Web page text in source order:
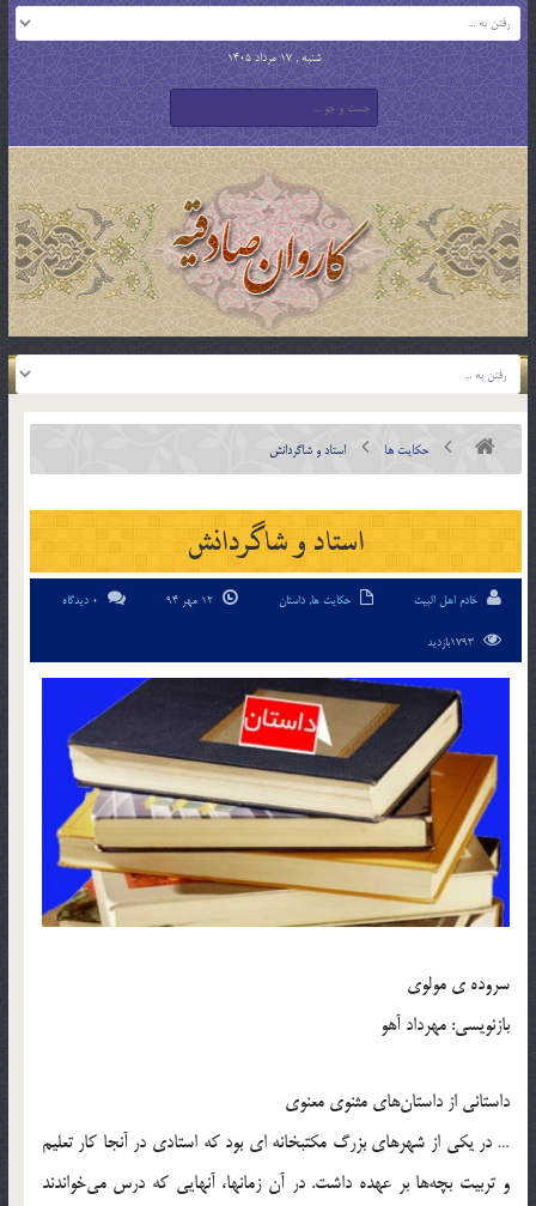
شنبه , 17 مرداد 1405
حکایت ها استاد و شاگردانش
استاد و شاگردانش
خادم اهل البیت حکایت ها, داستان 0 دیدگاه
سروده ی مولوی
بازنویسی: مهرداد آهو
داستانی از داستان‌های مثنوی معنوی
… در یکی از شهرهای بزرگ مکتبخانه ای بود که استادی در آنجا کار تعلیم
و تربیت بچه‌ها بر عهده داشت. در آن زمانها، آنهایی که درس می‌خواندند